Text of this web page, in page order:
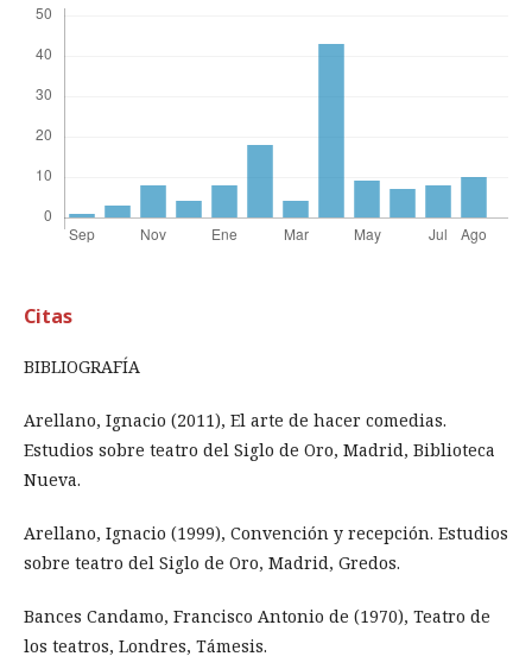
Citas
BIBLIOGRAFÍA
Arellano, Ignacio (2011), El arte de hacer comedias.
Estudios sobre teatro del Siglo de Oro, Madrid, Biblioteca
Nueva.
Arellano, Ignacio (1999), Convención y recepción. Estudios
sobre teatro del Siglo de Oro, Madrid, Gredos.
Bances Candamo, Francisco Antonio de (1970), Teatro de
los teatros, Londres, Támesis.